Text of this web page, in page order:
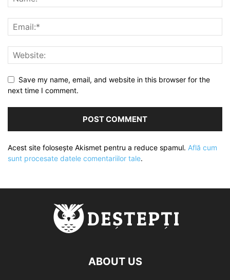
Save my name, email, and website in this browser for the
next time I comment.
Acest site folosește Akismet pentru a reduce spamul. Află cum
sunt procesate datele comentariilor tale.
ABOUT US